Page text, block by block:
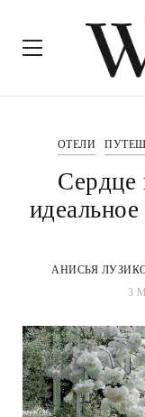
ОТЕЛИ
АНИСЬЯ
3